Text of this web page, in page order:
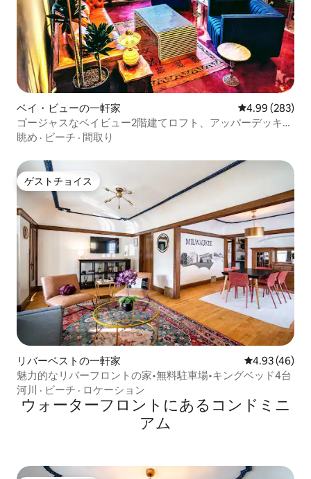
ベイ・ビューの一軒家 レビュー283
4.99 (283)
ゴージャスなベイビュー2階建てロフト、アッパーデッキ＆
ファイヤーボウル付き
眺め · ビーチ · 間取り
ゲストチョイス
ゲストチョイス
リバーベストの一軒家 レビュー46
4.93 (46)
魅力的なリバーフロントの家•無料駐車場•キングベッド4台
河川 · ビーチ · ロケーション
ウォーターフロントにあるコンドミニ
アム